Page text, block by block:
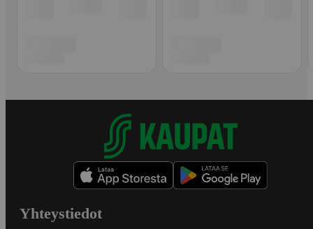
Yhteystiedot